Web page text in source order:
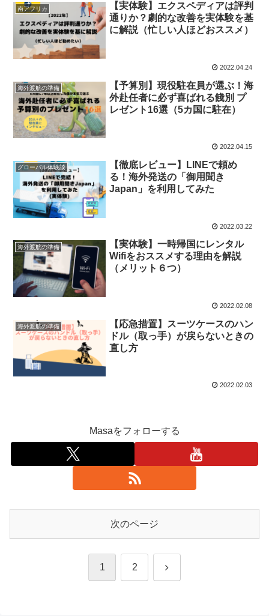
南アフリカ
【実体験】エクスペディアは評判
通りか？劇的な改善を実体験を基
に解説（忙しい人ほどおススメ）
2022.04.24
海外渡航の準備
【予算別】現役駐在員が選ぶ！海
外赴任者に必ず喜ばれる餞別 プ
レゼント16選（5カ国に駐在）
2022.04.15
グローバル体験談
【徹底レビュー】LINEで頼め
る！海外発送の「御用聞き
Japan」を利用してみた
2022.03.22
海外渡航の準備
【実体験】一時帰国にレンタル
Wifiをおススメする理由を解説
（メリット６つ）
2022.02.08
海外渡航の準備
【応急措置】スーツケースのハン
ドル（取っ手）が戻らないときの
直し方
2022.02.03
Masaをフォローする
次のページ
1 2 次